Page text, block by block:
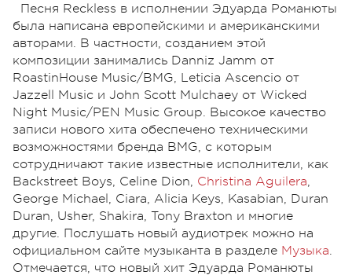
Песня Reckless в исполнении Эдуарда Романюты
была написана европейскими и американскими
авторами. В частности, созданием этой
композиции занимались Danniz Jamm от
RoastinHouse Music/BMG, Leticia Ascencio от
Jazzell Music и John Scott Mulchaey от Wicked
Night Music/PEN Music Group. Высокое качество
записи нового хита обеспечено техническими
возможностями бренда BMG, с которым
сотрудничают такие известные исполнители, как
Backstreet Boys, Celine Dion, Christina Aguilera,
George Michael, Ciara, Alicia Keys, Kasabian, Duran
Duran, Usher, Shakira, Tony Braxton и многие
другие. Послушать новый аудиотрек можно на
официальном сайте музыканта в разделе Музыка.
Отмечается, что новый хит Эдуарда Романюты